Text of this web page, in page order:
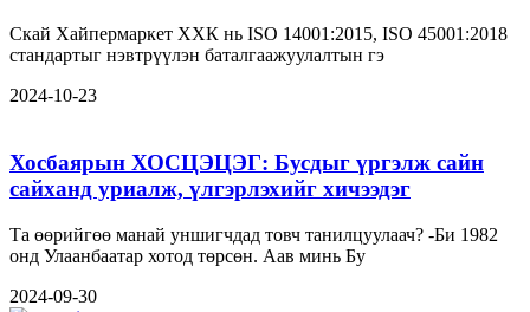
Скай Хайпермаркет ХХК нь ISO 14001:2015, ISO 45001:2018
стандартыг нэвтрүүлэн баталгаажуулалтын гэ
2024-10-23
Хосбаярын ХОСЦЭЦЭГ: Бусдыг үргэлж сайн
сайханд уриалж, үлгэрлэхийг хичээдэг
Та өөрийгөө манай уншигчдад товч танилцуулаач? -Би 1982
онд Улаанбаатар хотод төрсөн. Аав минь Бу
2024-09-30